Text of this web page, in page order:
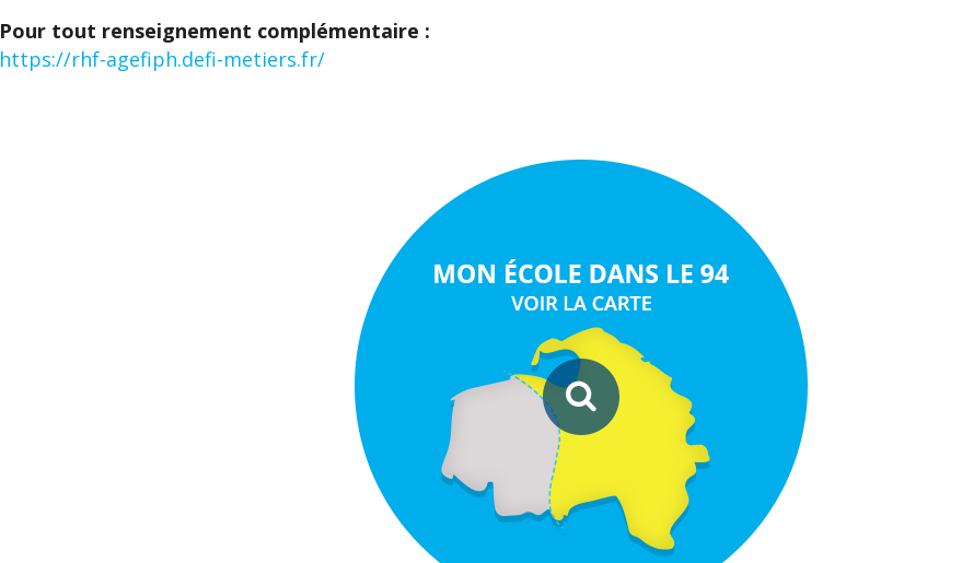
Pour tout renseignement complémentaire :
https://rhf-agefiph.defi-metiers.fr/